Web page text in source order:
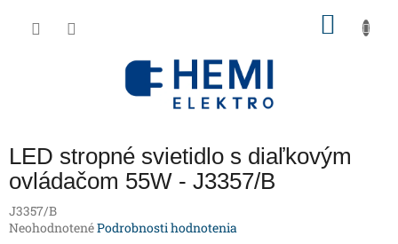
LED stropné svietidlo s diaľkovým
ovládačom 55W - J3357/B
J3357/B
Priemerné
NeohodnotenéPodrobnosti hodnotenia